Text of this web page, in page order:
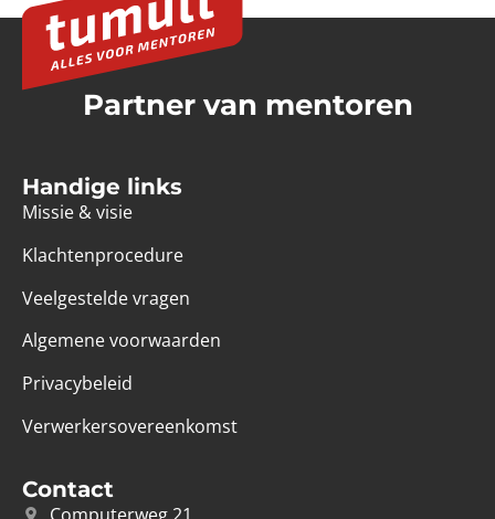
Partner van mentoren
Handige links
Missie & visie
Klachtenprocedure
Veelgestelde vragen
Algemene voorwaarden
Privacybeleid
Verwerkersovereenkomst
Contact